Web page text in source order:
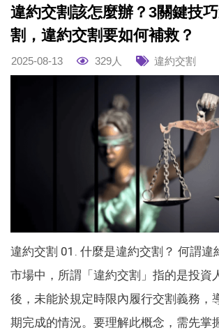
違約交割該怎麼辦？3關鍵技
割，違約交割要如何補救？
2025-08-13 329人 違約交割
違約交割 01. 什麼是違約交割？ 何謂違
市場中，所謂「違約交割」指的是投資
後，未能於規定時限內履行交割義務，
期完成的情況。要理解此概念，需先掌